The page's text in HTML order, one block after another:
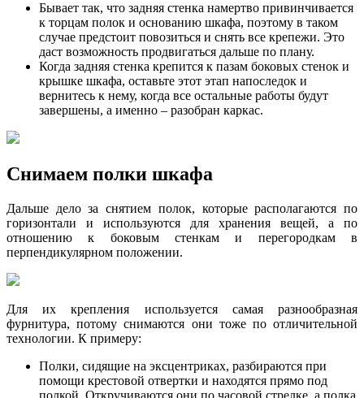
Бывает так, что задняя стенка намертво привинчивается
к торцам полок и основанию шкафа, поэтому в таком
случае предстоит повозиться и снять все крепежи. Это
даст возможность продвигаться дальше по плану.
Когда задняя стенка крепится к пазам боковых стенок и
крышке шкафа, оставьте этот этап напоследок и
вернитесь к нему, когда все остальные работы будут
завершены, а именно – разобран каркас.
Снимаем полки шкафа
Дальше дело за снятием полок, которые располагаются по
горизонтали и используются для хранения вещей, а по
отношению к боковым стенкам и перегородкам в
перпендикулярном положении.
Для их крепления используется самая разнообразная
фурнитура, потому снимаются они тоже по отличительной
технологии. К примеру:
Полки, сидящие на эксцентриках, разбираются при
помощи крестовой отвертки и находятся прямо под
полкой. Откручиваются они по часовой стрелке, а полка